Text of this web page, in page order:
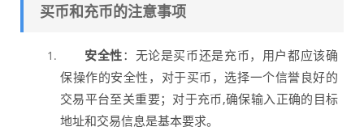
买币和充币的注意事项
安全性：无论是买币还是充币，用户都应该确
保操作的安全性，对于买币，选择一个信誉良好的
交易平台至关重要；对于充币,确保输入正确的目标
地址和交易信息是基本要求。